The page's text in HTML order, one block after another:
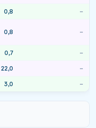
0,8
–
0,8 –
0,7
–
22,0
–
3,0 –